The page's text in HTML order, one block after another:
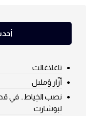
تاغلاغالت
أزّار ؤمليل
نصب الخِياط.. في
لبوشارت